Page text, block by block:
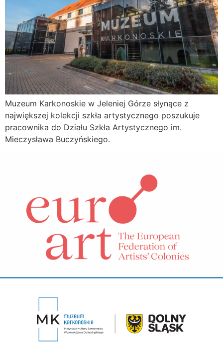
Muzeum Karkonoskie w Jeleniej Górze słynące z
największej kolekcji szkła artystycznego poszukuje
pracownika do Działu Szkła Artystycznego im.
Mieczysława Buczyńskiego.